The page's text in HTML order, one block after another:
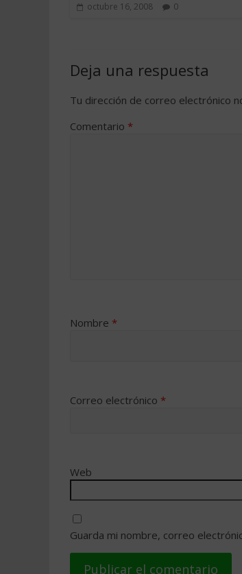
octubre 16, 2008 0
Deja una respuesta
Tu dirección de correo electrónico
Comentario *
Nombre *
Correo electrónico *
Web
Guarda mi nombre, correo